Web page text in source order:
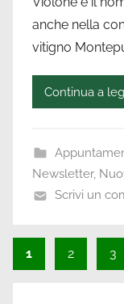
anche nella
vitigno
Continua a
Newsletter,
Scrivi un
Paginazione
1 2 3